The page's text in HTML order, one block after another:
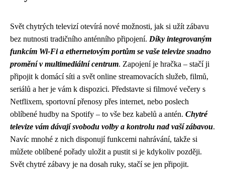
Svět chytrých televizí otevírá nové možnosti, jak si užít zábavu
bez nutnosti tradičního anténního připojení. Díky integrovaným
funkcím Wi-Fi a ethernetovým portům se vaše televize snadno
promění v multimediální centrum. Zapojení je hračka – stačí ji
připojit k domácí síti a svět online streamovacích služeb, filmů,
seriálů a her je vám k dispozici. Představte si filmové večery s
Netflixem, sportovní přenosy přes internet, nebo poslech
oblíbené hudby na Spotify – to vše bez kabelů a antén. Chytré
televize vám dávají svobodu volby a kontrolu nad vaší zábavou.
Navíc mnohé z nich disponují funkcemi nahrávání, takže si
můžete oblíbené pořady uložit a pustit si je kdykoliv později.
Svět chytré zábavy je na dosah ruky, stačí se jen připojit.